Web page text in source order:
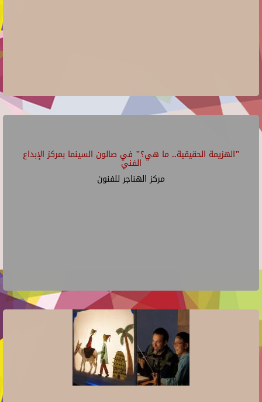
"الهزيمة الحقيقية.. ما هي؟" في صالون السينما بمركز الإبداع
الفني
مركز الهناجر للفنون